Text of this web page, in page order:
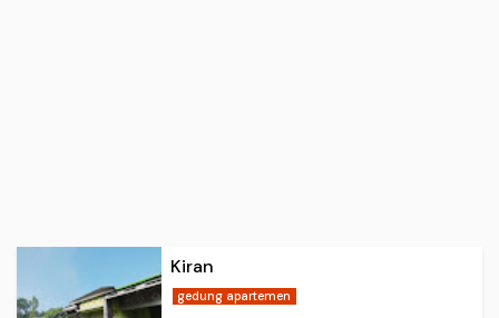
Kiran
gedung apartemen